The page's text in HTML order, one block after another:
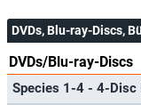
DVDs, Blu-ray-Discs,
DVDs/Blu-ray-Discs